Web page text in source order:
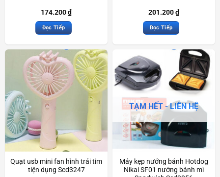
174.200₫
Đọc Tiếp
201.200₫
Đọc Tiếp
Quạt usb mini fan hình trái tim
tiện dụng Scd3247
TẠM HẾT - LIÊN HỆ
Máy kẹp nướng bánh Hotdog
Nikai SF01 nướng bánh mì